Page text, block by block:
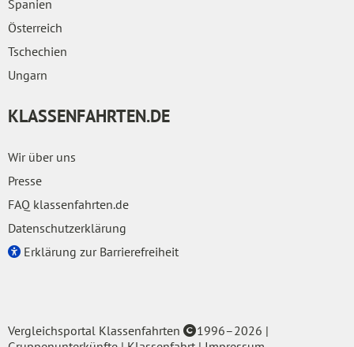
Spanien
Österreich
Tschechien
Ungarn
KLASSENFAHRTEN.DE
Wir über uns
Presse
FAQ klassenfahrten.de
Datenschutzerklärung
Erklärung zur Barrierefreiheit
Vergleichsportal Klassenfahrten 1996–2026 |